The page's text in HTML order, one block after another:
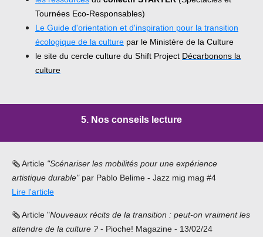
Tournées Eco-Responsables)
Le Guide d'orientation et d'inspiration pour la transition
écologique de la culture par le Ministère de la Culture
le site du cercle culture du Shift Project Décarbonons la
culture
5. Nos conseils lecture
🗞️Article "Scénariser les mobilités pour une expérience
artistique durable"par Pablo Belime - Jazz mig mag #4
Lire l'article
🗞️Article "Nouveaux récits de la transition : peut-on vraiment les
attendre de la culture ? - Pioche! Magazine - 13/02/24